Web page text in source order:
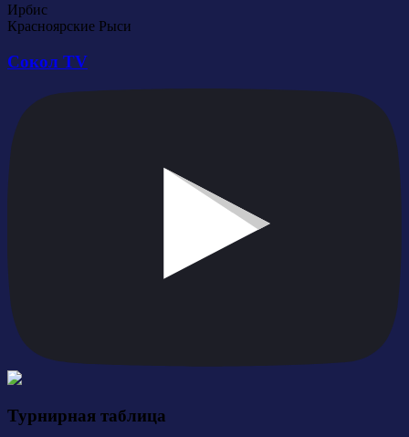
Ирбис
Красноярские Рыси
Сокол TV
Турнирная таблица